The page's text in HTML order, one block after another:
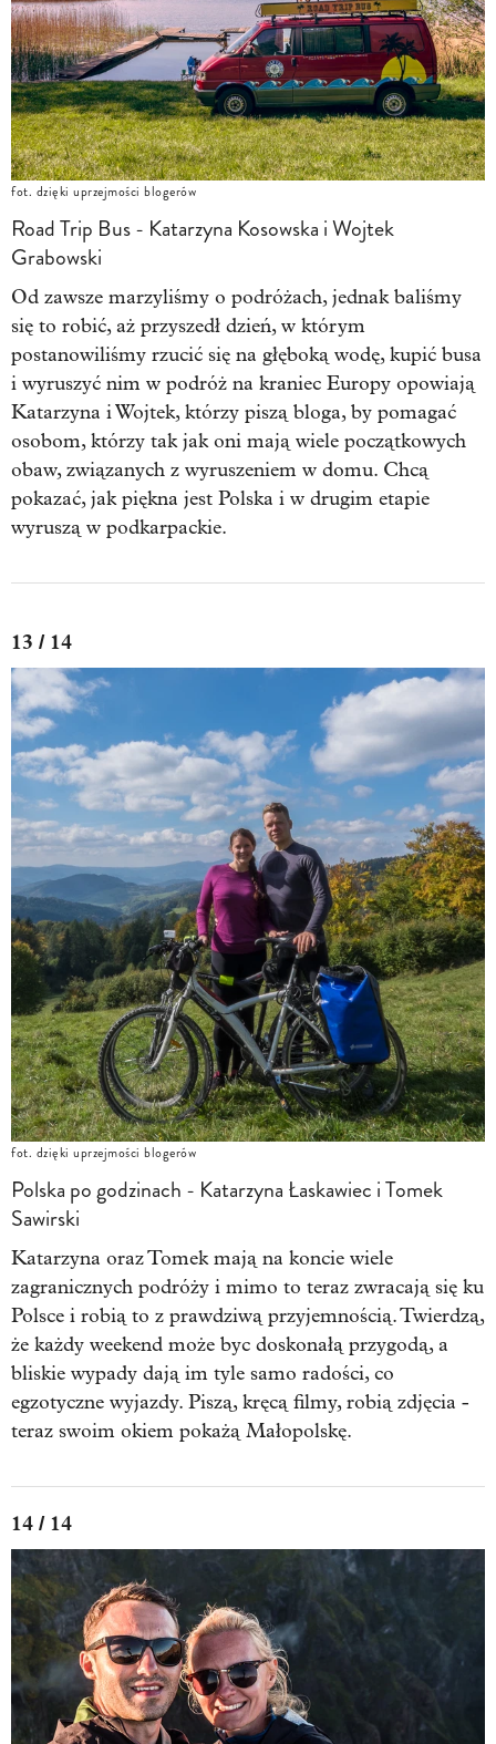
fot. dzięki uprzejmości blogerów
Road Trip Bus - Katarzyna Kosowska i Wojtek
Grabowski
Od zawsze marzyliśmy o podróżach, jednak baliśmy
się to robić, aż przyszedł dzień, w którym
postanowiliśmy rzucić się na głęboką wodę, kupić busa
i wyruszyć nim w podróż na kraniec Europy opowiają
Katarzyna i Wojtek, którzy piszą bloga, by pomagać
osobom, którzy tak jak oni mają wiele początkowych
obaw, związanych z wyruszeniem w domu. Chcą
pokazać, jak piękna jest Polska i w drugim etapie
wyruszą w podkarpackie.
13 / 14
fot. dzięki uprzejmości blogerów
Polska po godzinach - Katarzyna Łaskawiec i Tomek
Sawirski
Katarzyna oraz Tomek mają na koncie wiele
zagranicznych podróży i mimo to teraz zwracają się ku
Polsce i robią to z prawdziwą przyjemnością. Twierdzą,
że każdy weekend może byc doskonałą przygodą, a
bliskie wypady dają im tyle samo radości, co
egzotyczne wyjazdy. Piszą, kręcą filmy, robią zdjęcia -
teraz swoim okiem pokażą Małopolskę.
14 / 14